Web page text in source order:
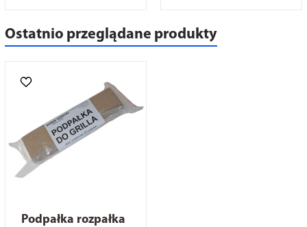
Ostatnio przeglądane produkty
Podpałka rozpałka